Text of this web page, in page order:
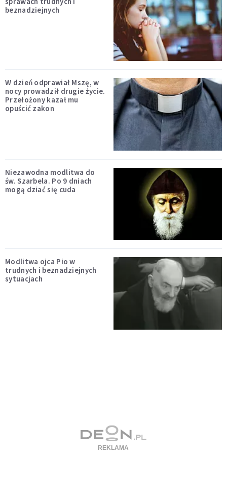
beznadziejnych
W dzień odprawiał Mszę, w
nocy prowadził drugie życie.
Przełożony kazał mu
opuścić zakon
Niezawodna modlitwa do
św. Szarbela. Po 9 dniach
mogą dziać się cuda
Modlitwa ojca Pio w
trudnych i beznadziejnych
sytuacjach